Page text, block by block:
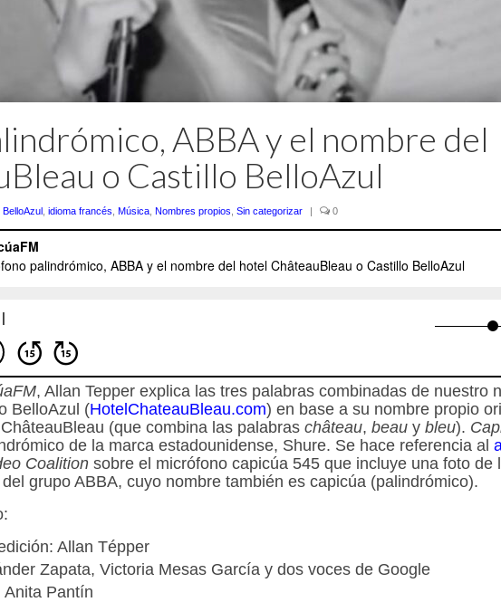
ABBA y el nombre del
o Castillo BelloAzul
BelloAzul idioma francés Música Nombres propios Sin categorizar | 0
, Allan Tepper explica las tres palabras combinadas de nuestro
BelloAzul (HotelChateauBleau.com) en base a su nombre propio
(que combina las palabras château, beau y bleu).
de la marca estadounidense, Shure. Se hace referencia al
Coalition sobre el micrófono capicúa 545 que incluye una foto de
grupo ABBA, cuyo nombre también es capicúa (palindrómico).
Allan Tépper
Zapata, Victoria Mesas García y dos voces de Google
Anita Pantín